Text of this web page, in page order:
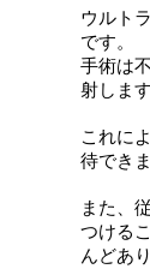
ウルト
です。
手術は
射します
これに
待できま
また、
つける
んどあ